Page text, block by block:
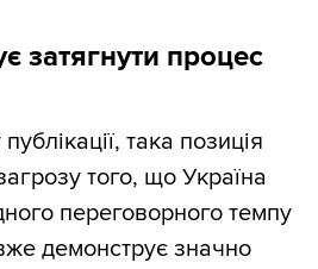
затягнути процес
така позиція
того, що Україна
переговорного темпу
демонструє значно